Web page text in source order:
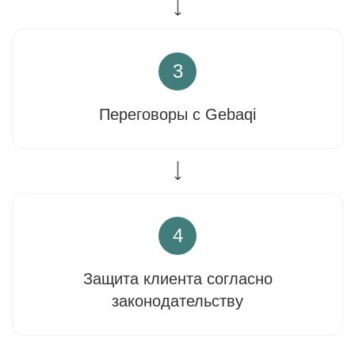
3
Переговоры с Gebaqi
4
Защита клиента согласно
законодательству